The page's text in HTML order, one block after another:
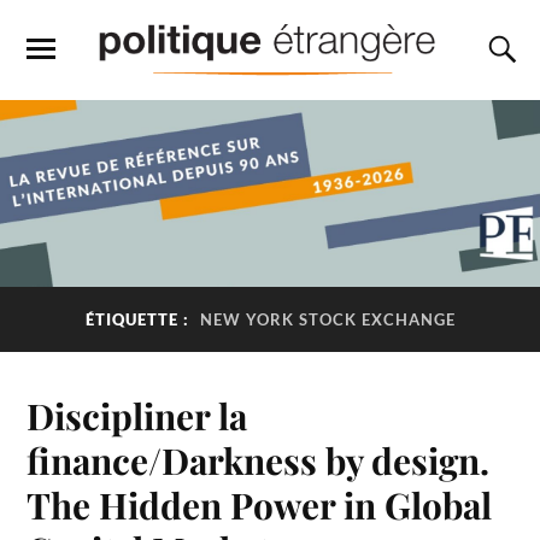
ÉTIQUETTE : NEW YORK STOCK EXCHANGE
Discipliner la
finance/Darkness by design.
The Hidden Power in Global